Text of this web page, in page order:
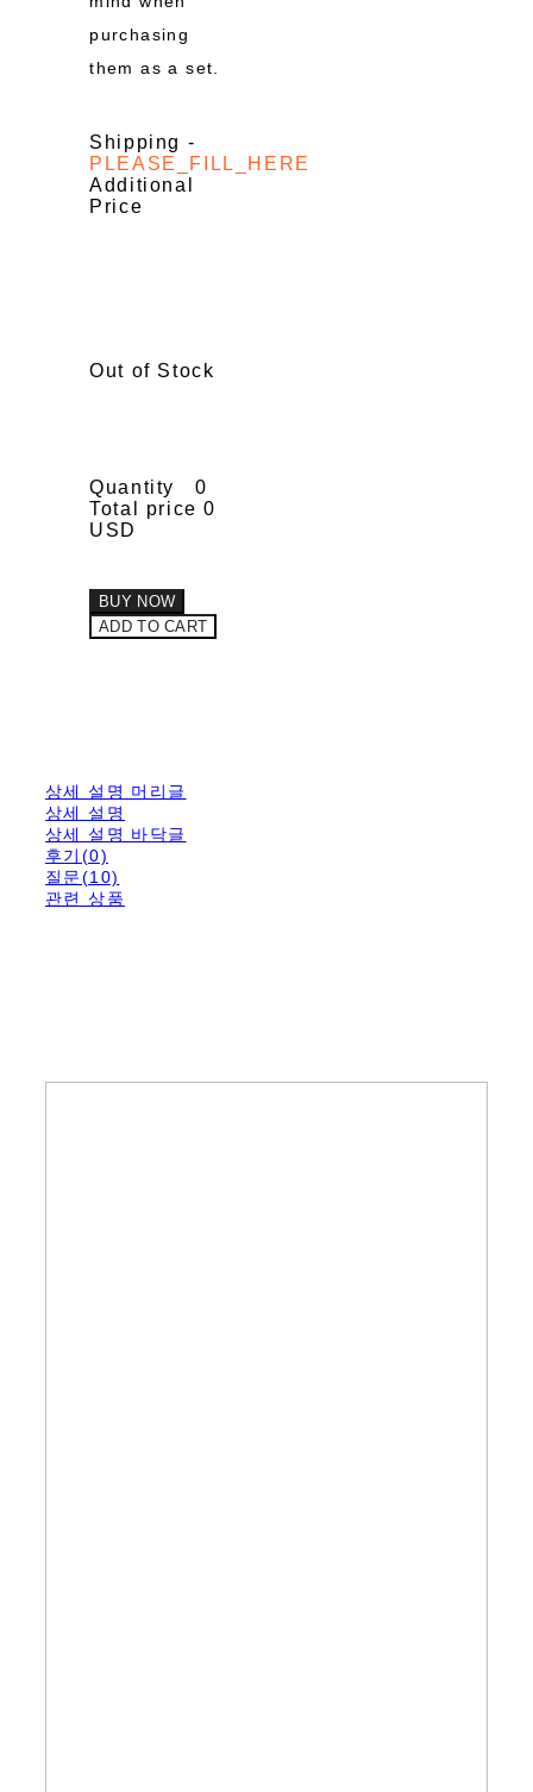
purchasing
them as a set.
Shipping -
PLEASE_FILL_HERE
Additional
Price
Out of Stock
Quantity
0
Total price 0
USD
BUY NOW
ADD TO CART
상세 설명 머리글
상세 설명
상세 설명 바닥글
후기(0)
질문(10)
관련 상품